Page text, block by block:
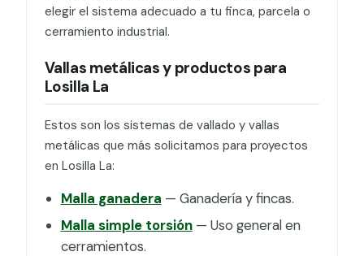
elegir el sistema adecuado a tu finca, parcela o
cerramiento industrial.
Vallas metálicas y productos para
Losilla La
Estos son los sistemas de vallado y vallas
metálicas que más solicitamos para proyectos
en Losilla La:
Malla ganadera — Ganadería y fincas.
Malla simple torsión— Uso general en
cerramientos.